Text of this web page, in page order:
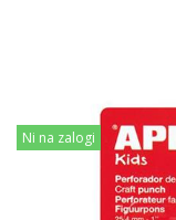
Ni na zalogi